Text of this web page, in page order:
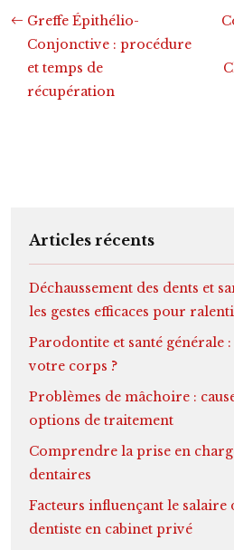
Greffe Épithélio-
Conjonctive : procédure
et temps de
récupération
Articles récents
Déchaussement des dents et
les gestes efficaces pour
Parodontite et santé générale
votre corps ?
Problèmes de mâchoire :
options de traitement
Comprendre la prise en
dentaires
Facteurs influençant le salaire
dentiste en cabinet privé